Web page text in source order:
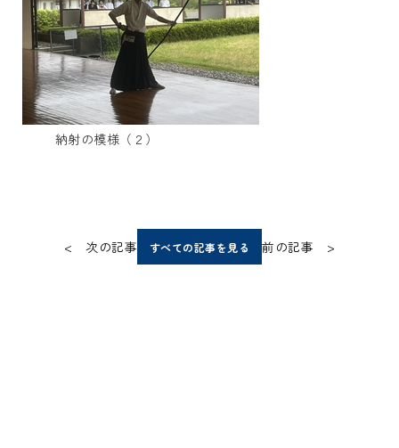
納射の模様（２）
< 次の記事 すべての記事を見る 前の記事 >